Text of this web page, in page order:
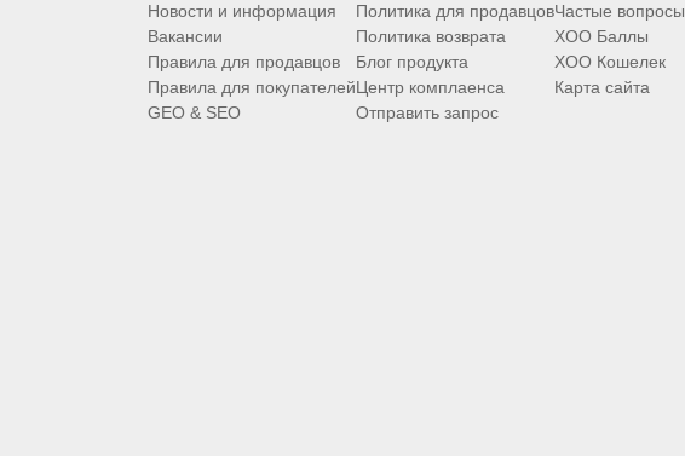
Новости и информация
Вакансии
Правила для продавцов
Правила для покупателей
GEO & SEO
Политика для продавцов
Политика возврата
Блог продукта
Центр комплаенса
Отправить запрос
Частые вопросы
XOO Баллы
XOO Кошелек
Карта сайта